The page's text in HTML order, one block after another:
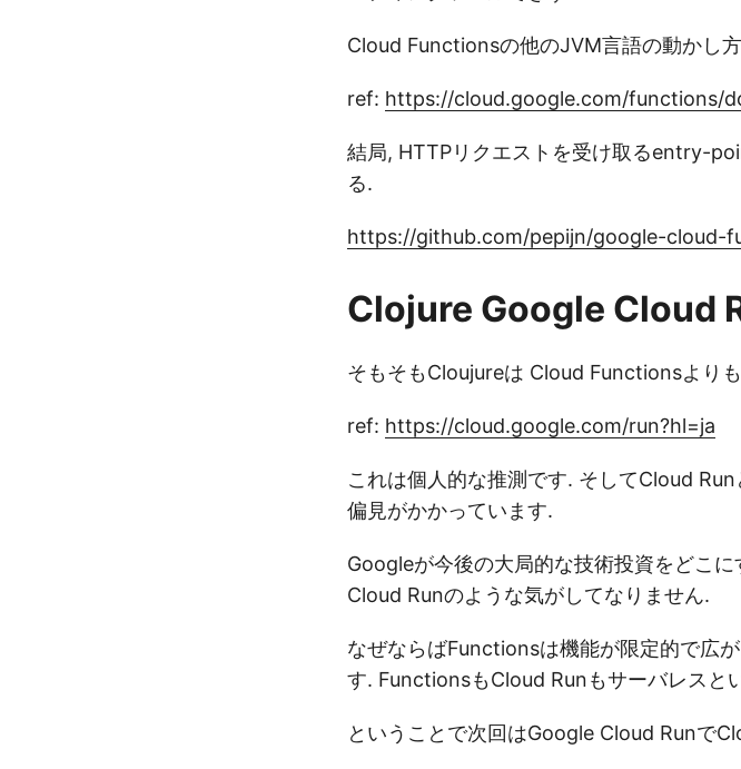
Cloud Functionsの他のJVM言語の動かし
ref: https://cloud.google.com/functions/
結局, HTTPリクエストを受け取るentry-
る.
https://github.com/pepijn/google-cloud-
Clojure Google Cloud
そもそもCloujureは Cloud Functionsより
ref: https://cloud.google.com/run?hl=ja
これは個人的な推測です. そしてCloud
偏見がかかっています.
Googleが今後の大局的な技術投資をどこ
Cloud Runのような気がしてなりません.
なぜならばFunctionsは機能が限定的で広
す. FunctionsもCloud Runもサーバレスと
ということで次回はGoogle Cloud Runで